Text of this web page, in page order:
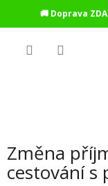
🚚 Doprava
Změna
cestování s